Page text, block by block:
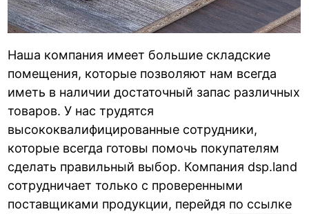
Наша компания имеет большие складские
помещения, которые позволяют нам всегда
иметь в наличии достаточный запас различных
товаров. У нас трудятся
высококвалифицированные сотрудники,
которые всегда готовы помочь покупателям
сделать правильный выбор. Компания dsp.land
сотрудничает только с проверенными
поставщиками продукции, перейдя по ссылке